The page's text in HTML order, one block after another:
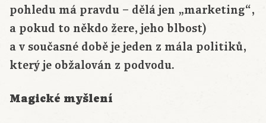
pohledu má pravdu – dělá jen „marketing“,
a pokud to někdo žere, jeho blbost)
a v současné době je jeden z mála politiků,
který je obžalován z podvodu.
Magické myšlení